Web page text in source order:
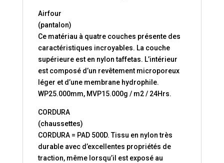
Airfour
(pantalon)
Ce matériau à quatre couches présente des
caractéristiques incroyables. La couche
supérieure est en nylon taffetas. L’intérieur
est composé d’un revêtement microporeux
léger et d’une membrane hydrophile.
WP25.000mm, MVP15.000g / m2 / 24Hrs.
CORDURA
(chaussettes)
CORDURA = PAD 500D. Tissu en nylon très
durable avec d’excellentes propriétés de
traction, même lorsqu’il est exposé au